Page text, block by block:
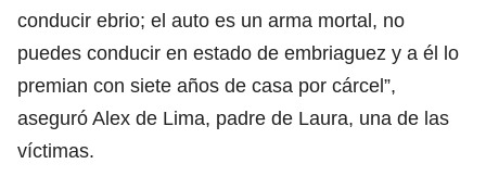
conducir ebrio; el auto es un arma mortal, no
puedes conducir en estado de embriaguez y a él lo
premian con siete años de casa por cárcel”,
aseguró Alex de Lima, padre de Laura, una de las
víctimas.